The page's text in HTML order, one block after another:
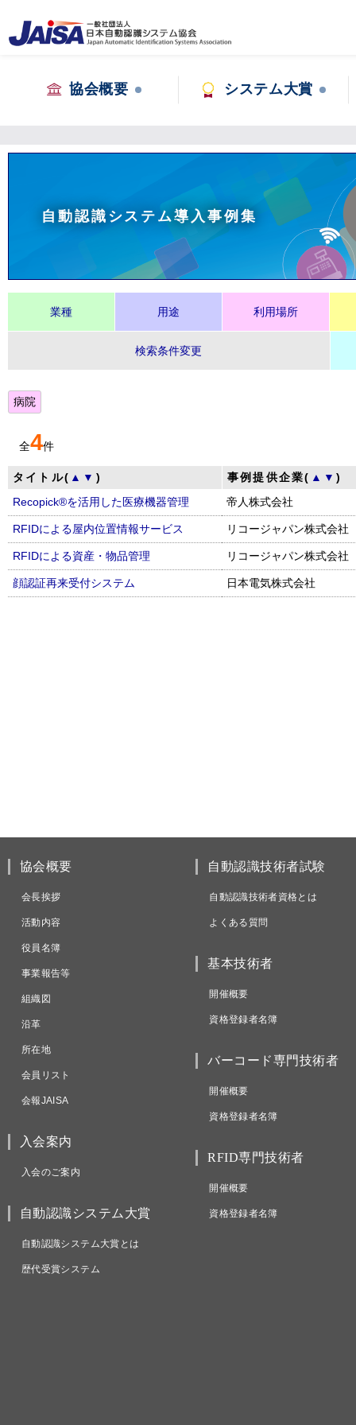
協会概要 システム大賞
自動認識システム導入事例集
業種 用途 利用場所
検索条件変更
病院
全4件
タイトル( ▲ ▼ ) 事例提供企業( ▲ ▼)
Recopick®を活用した医療機器管理
帝人株式会社
RFIDによる屋内位置情報サービス リコージャパン株式会社
RFIDによる資産・物品管理 リコージャパン株式会社
顔認証再来受付システム 日本電気株式会社
協会概要
会長挨拶
活動内容
役員名簿
事業報告等
組織図
沿革
所在地
会員リスト
会報JAISA
入会案内
入会のご案内
自動認識システム大賞
自動認識システム大賞とは
歴代受賞システム
自動認識技術者試験
自動認識技術者資格とは
よくある質問
基本技術者
開催概要
資格登録者名簿
バーコード専門技術者
開催概要
資格登録者名簿
RFID専門技術者
開催概要
資格登録者名簿